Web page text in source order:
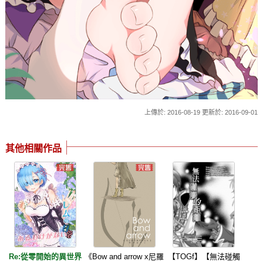
上傳於: 2016-08-19 更新於: 2016-09-01
其他相關作品
Re:從零開始的異世界
《Bow and arrow x尼羅
【TOGf】【無法碰觸